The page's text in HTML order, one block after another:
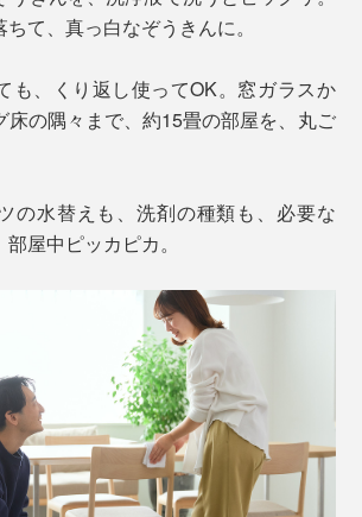
て、真っ白なぞうきんに。
も、くり返し使ってOK。窓ガラスか
床の隅々まで、約15畳の部屋を、丸ご
の水替えも、洗剤の種類も、必要な
屋中ピッカピカ。